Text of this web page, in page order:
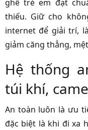
ghế trẻ em đạt
thiếu. Giữ cho
internet để giải trí,
giảm căng thẳng,
Hệ thống
túi khí,
An toàn luôn là ưu
đặc biệt là khi đi xa